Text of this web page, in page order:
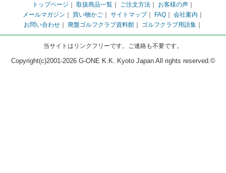
トップページ 取扱商品一覧｜ ご注文方法｜ お客様の声｜
メールマガジン
買い物かご｜ サイトマップ｜ FAQ｜ 会社案内
お問い合わせ
廃盤ゴルフクラブ資料館 ゴルフクラブ用語集
当サイトはリンクフリーです。ご連絡も不要です。
Copyright(c)2001-2026 G-ONE K.K. Kyoto Japan All rights reserved.©